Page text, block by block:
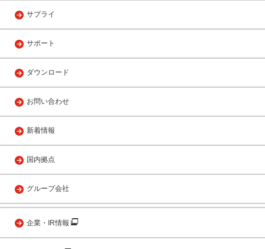
サプライ
サポート
ダウンロード
お問い合わせ
新着情報
国内拠点
グループ会社
企業・IR情報